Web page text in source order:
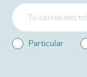
Particular